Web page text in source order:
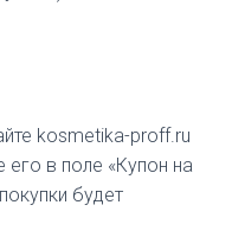
kosmetika-proff.ru
его в поле «Купон на
будет